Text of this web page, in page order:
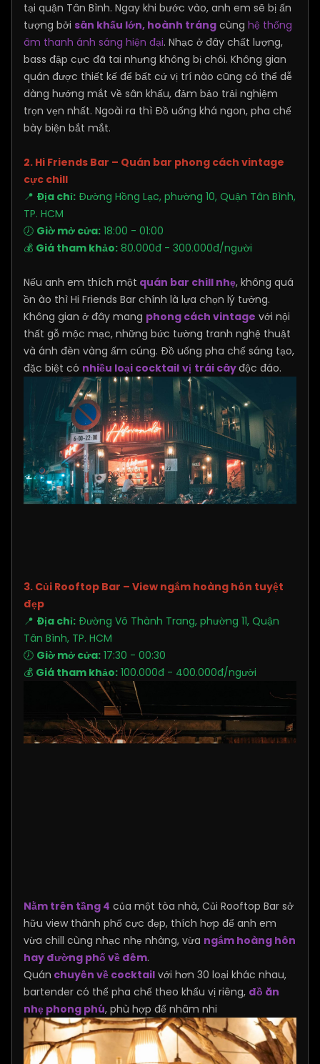
tại quận Tân Bình. Ngay khi bước vào, anh em sẽ bị ấn
tượng bởi sân khấu lớn, hoành tráng cùng hệ thống
âm thanh ánh sáng hiện đại. Nhạc ở đây chất lượng,
bass đập cực đã tai nhưng không bị chói. Không gian
quán được thiết kế để bất cứ vị trí nào cũng có thể dễ
dàng hướng mắt về sân khấu, đảm bảo trải nghiệm
trọn vẹn nhất. Ngoài ra thì Đồ uống khá ngon, pha chế
bày biện bắt mắt.
2. Hi Friends Bar – Quán bar phong cách vintage
cực chill
📍 Địa chỉ: Đường Hồng Lạc, phường 10, Quận Tân Bình,
TP. HCM
🕖 Giờ mở cửa: 18:00 - 01:00
💰 Giá tham khảo: 80.000đ - 300.000đ/người
Nếu anh em thích một quán bar chill nhẹ, không quá
ồn ào thì Hi Friends Bar chính là lựa chọn lý tưởng.
Không gian ở đây mang phong cách vintage với nội
thất gỗ mộc mạc, những bức tường tranh nghệ thuật
và ánh đèn vàng ấm cúng. Đồ uống pha chế sáng tạo,
đặc biệt có nhiều loại cocktail vị trái câyđộc đáo.
3. Củi Rooftop Bar – View ngắm hoàng hôn tuyệt
đẹp
📍 Địa chỉ: Đường Võ Thành Trang, phường 11, Quận
Tân Bình, TP. HCM
🕖 Giờ mở cửa: 17:30 - 00:30
💰 Giá tham khảo: 100.000đ - 400.000đ/người
Nằm trên tầng 4 của một tòa nhà, Củi Rooftop Bar sở
hữu view thành phố cực đẹp, thích hợp để anh em
vừa chill cùng nhạc nhẹ nhàng, vừa ngắm hoàng hôn
hay đường phố về đêm.
Quán chuyên về cocktail với hơn 30 loại khác nhau,
bartender có thể pha chế theo khẩu vị riêng, đồ ăn
nhẹ phong phú, phù hợp để nhâm nhi